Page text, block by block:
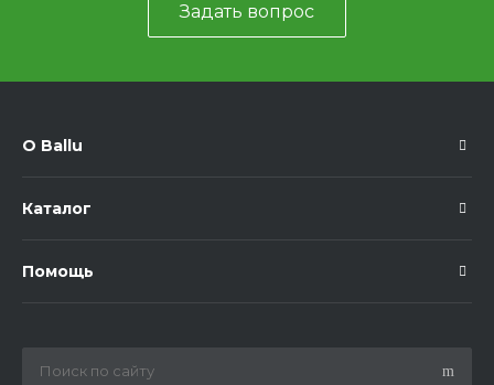
Задать вопрос
О Ballu
Каталог
Помощь